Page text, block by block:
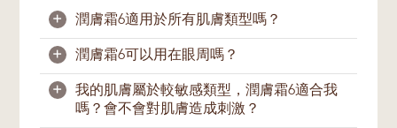
+ 潤膚霜6適用於所有肌膚類型嗎？
潤膚霜6適用於大多數膚質，您可視肌膚情
況，選擇是否使用潤膚霜6。乾性、敏感肌膚
可以更多地使用具有舒緩與滋潤效果的潤膚霜
6。一般肌膚亦可使用潤膚霜6滋潤補水。在
+ 潤膚霜6可以用在眼周嗎？
我們的眼周肌膚是最脆弱的，較厚重的面霜容
易導致營養過剩。如果您的肌膚容易因為過度
+
我的肌膚屬於較敏感類型，潤膚霜6適合我
嗎？會不會對肌膚造成刺激？